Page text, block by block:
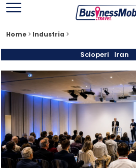
Home > Industria >
Scioperi Iran